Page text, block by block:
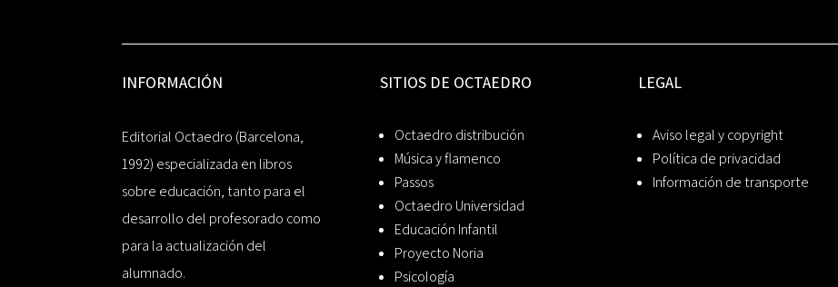
INFORMACIÓN
Editorial Octaedro (Barcelona,
1992) especializada en libros
sobre educación, tanto para el
desarrollo del profesorado como
para la actualización del
alumnado.
SITIOS DE OCTAEDRO
Octaedro distribución
Música y flamenco
Passos
Octaedro Universidad
Educación Infantil
Proyecto Noria
Psicología
LEGAL
Aviso legal y copyright
Política de privacidad
Información de transporte